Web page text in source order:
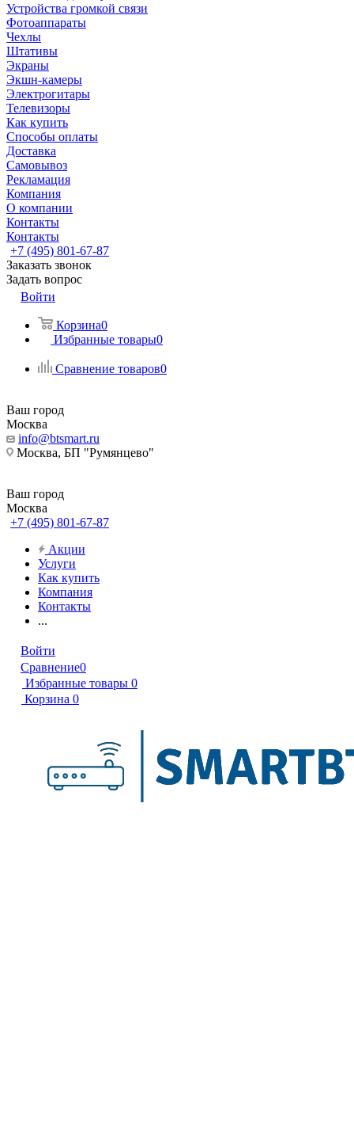
Устройства громкой связи
Фотоаппараты
Чехлы
Штативы
Экраны
Экшн-камеры
Электрогитары
Телевизоры
Как купить
Способы оплаты
Доставка
Самовывоз
Рекламация
Компания
О компании
Контакты
Контакты
+7 (495) 801-67-87
Заказать звонок
Задать вопрос
Войти
Корзина0
Избранные товары0
Сравнение товаров0
Ваш город
Москва
info@btsmart.ru
Москва, БП "Румянцево"
Ваш город
Москва
+7 (495) 801-67-87
Акции
Услуги
Как купить
Компания
Контакты
...
Войти
Сравнение0
Избранные товары 0
Корзина 0